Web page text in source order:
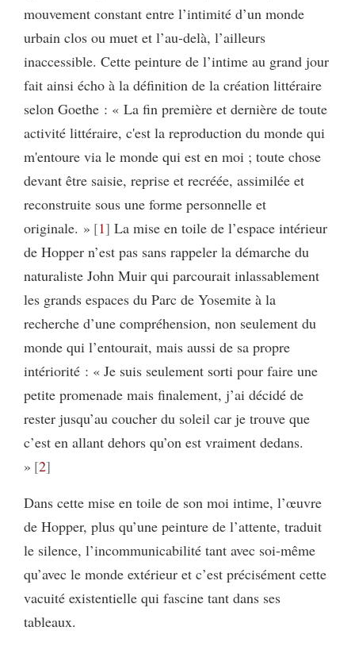
mouvement constant entre l’intimité d’un monde
urbain clos ou muet et l’au-delà, l’ailleurs
inaccessible. Cette peinture de l’intime au grand jour
fait ainsi écho à la définition de la création littéraire
selon Goethe : « La fin première et dernière de toute
activité littéraire, c'est la reproduction du monde qui
m'entoure via le monde qui est en moi ; toute chose
devant être saisie, reprise et recréée, assimilée et
reconstruite sous une forme personnelle et
originale. » 1 La mise en toile de l’espace intérieur
de Hopper n’est pas sans rappeler la démarche du
naturaliste John Muir qui parcourait inlassablement
les grands espaces du Parc de Yosemite à la
recherche d’une compréhension, non seulement du
monde qui l’entourait, mais aussi de sa propre
intériorité : « Je suis seulement sorti pour faire une
petite promenade mais finalement, j’ai décidé de
rester jusqu’au coucher du soleil car je trouve que
c’est en allant dehors qu’on est vraiment dedans.
» 2
Dans cette mise en toile de son moi intime, l’œuvre
de Hopper, plus qu’une peinture de l’attente, traduit
le silence, l’incommunicabilité tant avec soi-même
qu’avec le monde extérieur et c’est précisément cette
vacuité existentielle qui fascine tant dans ses
tableaux.